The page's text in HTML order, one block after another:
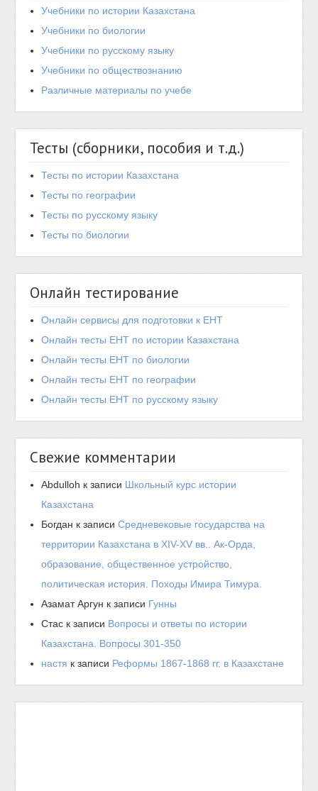
Учебники по истории Казахстана
Учебники по биологии
Учебники по русскому языку
Учебники по обществознанию
Различные материалы по учебе
Тесты (сборники, пособия и т.д.)
Тесты по истории Казахстана
Тесты по географии
Тесты по русскому языку
Тесты по биологии
Онлайн тестирование
Онлайн сервисы для подготовки к ЕНТ
Онлайн тесты ЕНТ по истории Казахстана
Онлайн тесты ЕНТ по биологии
Онлайн тесты ЕНТ по географии
Онлайн тесты ЕНТ по русскому языку
Свежие комментарии
Abdulloh к записи Школьный курс истории
Казахстана
Богдан к записиСредневековые государства на
территории Казахстана в XIV-XV вв.. Ак-Орда,
образование, общественное устройство,
политическая история. Походы Имира Тимура.
Азамат Аргун к записи Гунны
Стас к записи Вопросы и ответы по истории
Казахстана. Вопросы 301-350
настя к записи Реформы 1867-1868 гг. в Казахстане